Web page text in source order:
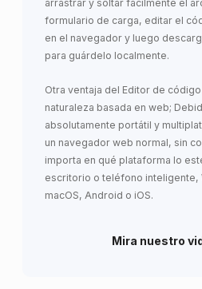
arrastrar y soltar fácilmente el
formulario de carga, editar el
en el navegador y luego
para guárdelo localmente.
Otra ventaja del Editor de
naturaleza basada en web;
absolutamente portátil y
un navegador web normal, sin
importa en qué plataforma lo
escritorio o teléfono inteligente,
macOS, Android o iOS.
Mira nuestro